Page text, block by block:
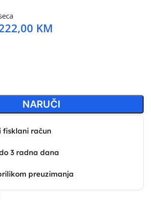
KM
NARUČI
fisklani račun
3 radna dana
preuzimanja